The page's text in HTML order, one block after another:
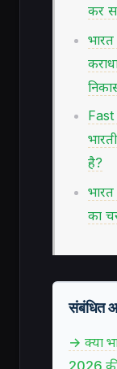
कर
है?
का
संबंधित
→ क्या